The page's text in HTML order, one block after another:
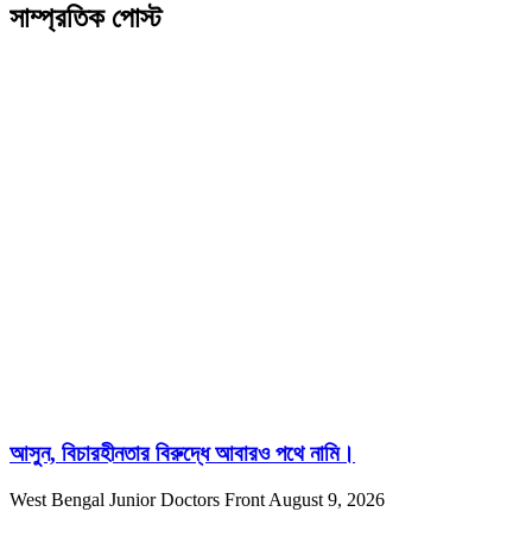
সাম্প্রতিক পোস্ট
আসুন, বিচারহীনতার বিরুদ্ধে আবারও পথে নামি।
West Bengal Junior Doctors Front August 9, 2026